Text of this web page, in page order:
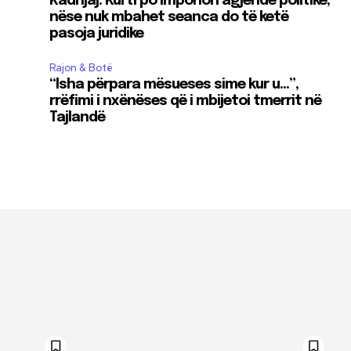
nëse nuk mbahet seanca do të ketë
pasoja juridike
Rajon & Botë
“Isha përpara mësueses sime kur u…”,
rrëfimi i nxënëses që i mbijetoi tmerrit në
Tajlandë